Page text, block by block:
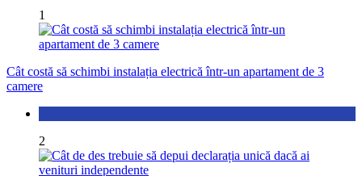
1
Cât costă să schimbi instalația electrică într-un apartament de 3
camere
2